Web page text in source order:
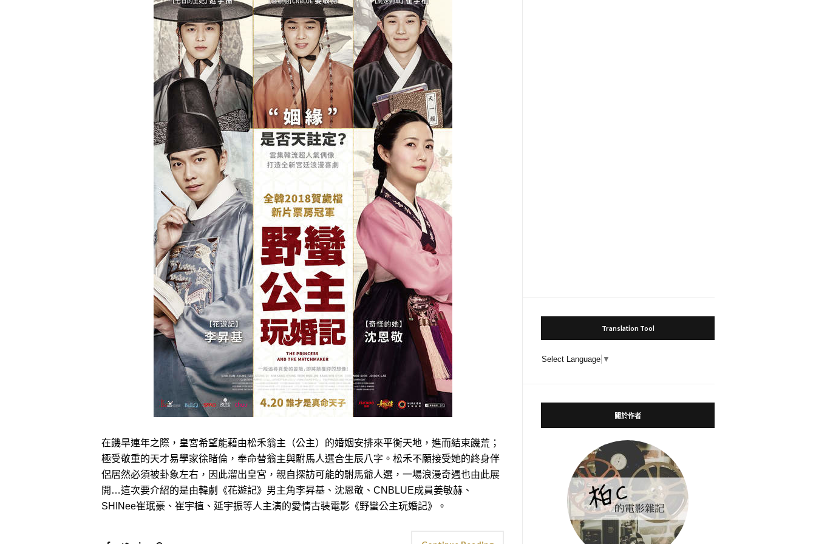
在饑旱連年之際，皇宮希望能藉由松禾翁主（公主）的婚姻安排來平衡天地，進而結束饑荒；
極受敬重的天才易學家徐睹倫，奉命替翁主與駙馬人選合生辰八字。松禾不願接受她的終身伴
侶居然必須被卦象左右，因此溜出皇宮，親自探訪可能的駙馬爺人選，一場浪漫奇遇也由此展
開…這次要介紹的是由韓劇《花遊記》男主角李昇基、沈恩敬、CNBLUE成員姜敏赫、
SHINee崔珉豪、崔宇植、延宇振等人主演的愛情古裝電影《野蠻公主玩婚記》。
Translation Tool
Select Language ▼
關於作者